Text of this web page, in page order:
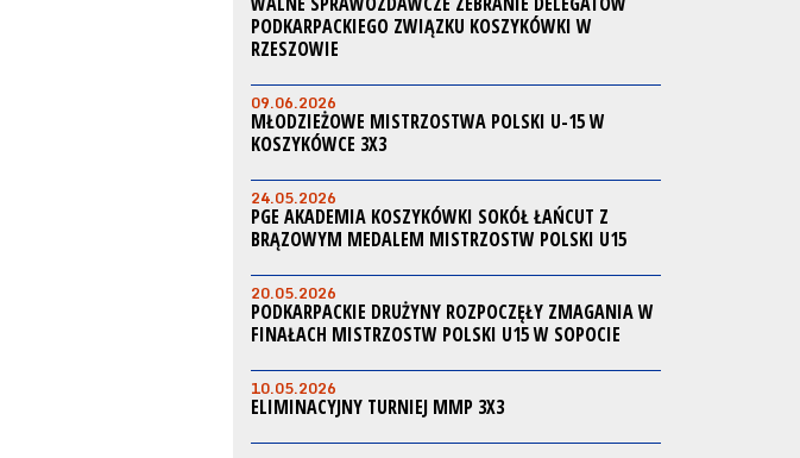
PODKARPACKIEGO ZWIĄZKU KOSZYKÓWKI W
RZESZOWIE
09.06.2026
MŁODZIEŻOWE MISTRZOSTWA POLSKI U-15 W
KOSZYKÓWCE 3X3
24.05.2026
PGE AKADEMIA KOSZYKÓWKI SOKÓŁ ŁAŃCUT Z
BRĄZOWYM MEDALEM MISTRZOSTW POLSKI U15
20.05.2026
PODKARPACKIE DRUŻYNY ROZPOCZĘŁY ZMAGANIA W
FINAŁACH MISTRZOSTW POLSKI U15 W SOPOCIE
10.05.2026
ELIMINACYJNY TURNIEJ MMP 3X3